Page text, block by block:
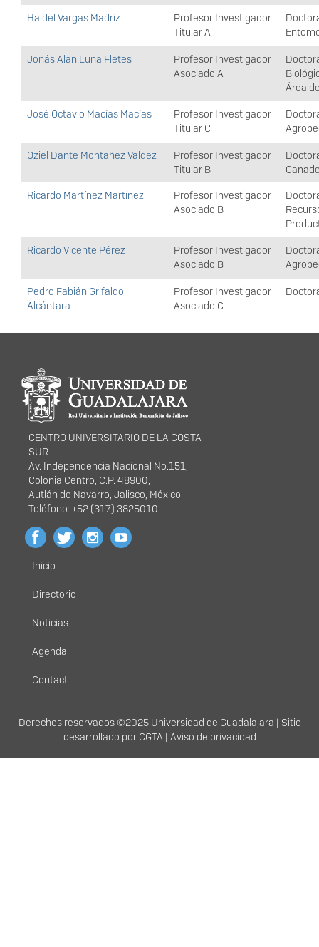
Haidel Vargas Madriz
Profesor Investigador
Titular A
Jonás Alan Luna Fletes
Profesor Investigador
Asociado A
Área
José Octavio Macías Macías
Profesor Investigador
Titular C
Oziel Dante Montañez Valdez
Profesor Investigador
Titular B
Ricardo Martínez Martínez
Profesor Investigador
Asociado B
Ricardo Vicente Pérez
Profesor Investigador
Asociado B
Pedro Fabián Grifaldo
Alcántara
Profesor Investigador
Asociado C
Información del
portal
CENTRO UNIVERSITARIO DE LA COSTA
SUR
Av. Independencia Nacional No.151,
Colonia Centro, C.P. 48900,
Autlán de Navarro, Jalisco, México
Teléfono: +52 (317) 3825010
Menú
principal
Inicio
Directorio
Noticias
Agenda
Contact
Derechos
Derechos reservados ©2025 Universidad de Guadalajara | Sitio
desarrollado por CGTA | Aviso de privacidad